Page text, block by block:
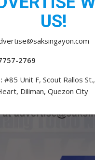
US!
2769
#85 Unit F, Scout Rallos
Diliman, Quezon City